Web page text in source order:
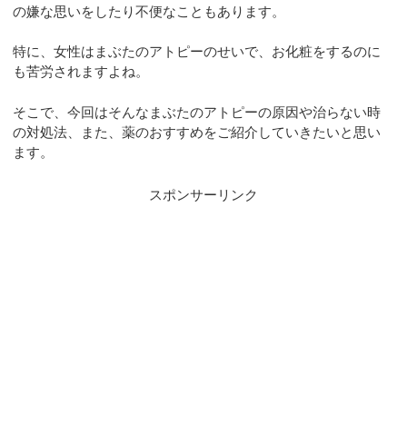
の嫌な思いをしたり不便なこともあります。
特に、女性はまぶたのアトピーのせいで、お化粧をするのに
も苦労されますよね。
そこで、今回はそんなまぶたのアトピーの原因や治らない時
の対処法、また、薬のおすすめをご紹介していきたいと思い
ます。
スポンサーリンク